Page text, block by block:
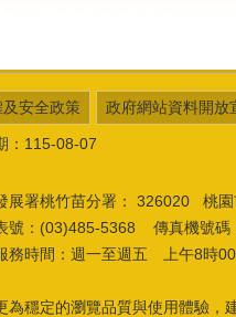
及安全政策 政府網站資料開放
：115-08-07
展署桃竹苗分署： 326020 桃園
號：(03)485-5368 傳真機號碼
務時間：週一至週五 上午8時
為穩定的瀏覽品質與使用體驗，